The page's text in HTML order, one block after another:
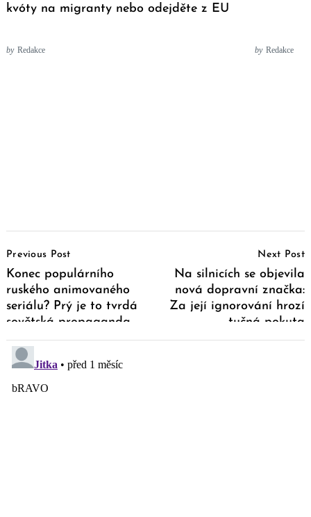
kvóty na migranty nebo odejděte z EU
by Redakce by Redakce
Navigation
Previous Post
Konec populárního
ruského animovaného
seriálu? Prý je to tvrdá
sovětská propaganda
Next Post
Na silnicích se objevila
nová dopravní značka:
Za její ignorování hrozí
tučná pokuta